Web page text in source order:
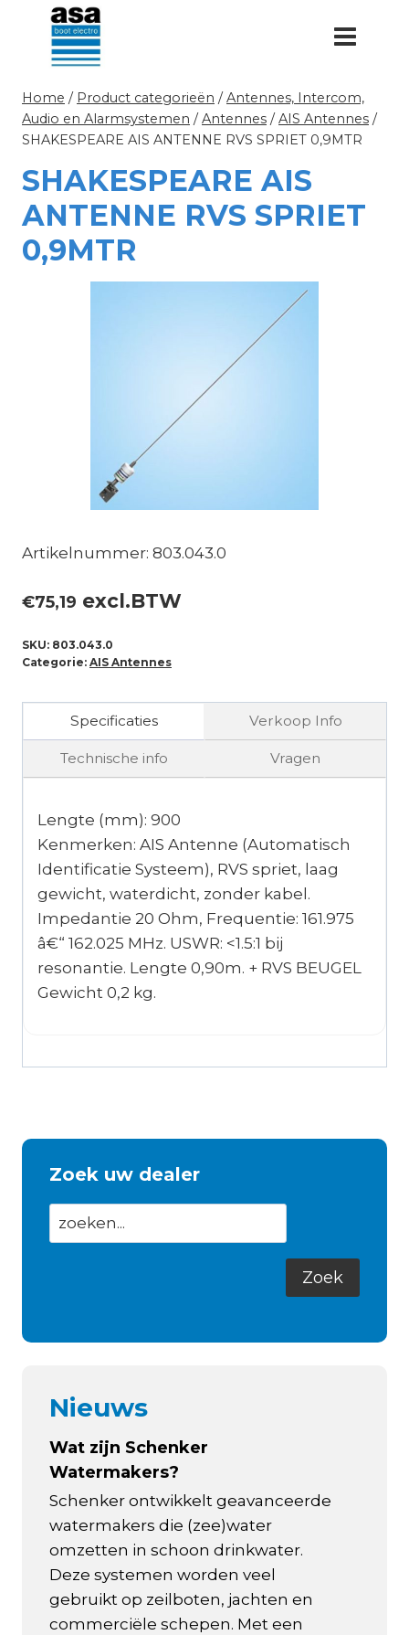
Doorgaan
inhoud
Home / Product categorieën / Antennes, Intercom,
Audio en Alarmsystemen / Antennes / AIS Antennes /
SHAKESPEARE AIS ANTENNE RVS SPRIET 0,9MTR
SHAKESPEARE AIS
ANTENNE RVS SPRIET
0,9MTR
Artikelnummer: 803.043.0
€75,19 excl.BTW
SKU: 803.043.0
Categorie: AIS Antennes
Specificaties Verkoop Info
Technische info Vragen
Lengte (mm): 900
Kenmerken: AIS Antenne (Automatisch
Identificatie Systeem), RVS spriet, laag
gewicht, waterdicht, zonder kabel.
Impedantie 20 Ohm, Frequentie: 161.975
â€“ 162.025 MHz. USWR: <1.5:1 bij
resonantie. Lengte 0,90m. + RVS BEUGEL
Gewicht 0,2 kg.
Zoek uw dealer
Nieuws
Wat zijn Schenker
Watermakers?
Schenker ontwikkelt geavanceerde
watermakers die (zee)water
omzetten in schoon drinkwater.
Deze systemen worden veel
gebruikt op zeilboten, jachten en
commerciële schepen. Met een